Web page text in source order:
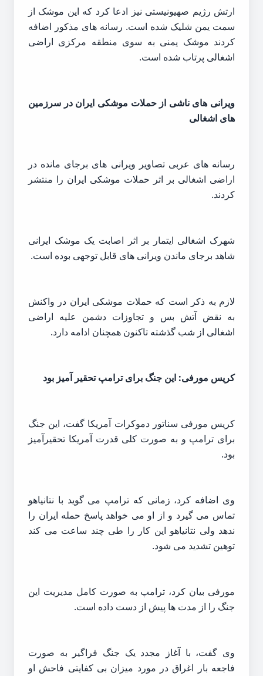
ارتش رژیم صهیونیستی نیز ادعا کرد که این موشک از
سمت یمن شلیک شده است. رسانه های مذکور اضافه
کردند موشک یمنی به سوی منطقه مرکزی اراضی
اشغالی پرتاب شده است.
ویرانی های ناشی از حملات موشکی ایران در سرزمین
های اشغالی
رسانه های عربی تصاویر ویرانی های برجای مانده در
اراضی اشغالی بر اثر حملات موشکی ایران را منتشر
کردند.
شهرک اشغالی ایتمار بر اثر اصابت یک موشک ایرانی
شاهد برجای ماندن ویرانی های قابل توجهی بوده است.
لازم به ذکر است که حملات موشکی ایران در واکنش
به نقض آتش بس و تجاوزات دشمن علیه اراضی
اشغالی از شب گذشته تاکنون همچنان ادامه دارد.
کریس مورفی: این جنگ برای ترامپ تحقیر آمیز بود
کریس مورفی سناتور دموکرات آمریکا گفت، این جنگ
برای ترامپ و به صورت کلی قدرت آمریکا تحقیرآمیز
بود.
وی اضافه کرد، زمانی که ترامپ می گوید با نتانیاهو
تماس می گیرد و از او می خواهد پاسخ حمله ایران را
ندهد ولی نتانیاهو این کار را طی چند ساعت می کند
توهین تشدید می شود.
مورفی بیان کرد، ترامپ به صورت کامل مدیریت این
جنگ را از مدت ها پیش از دست داده است.
وی گفت، با آغاز مجدد یک جنگ فراگیر به صورت
فاجعه بار اغراق در مورد میزان بی کفایتی فاحش او